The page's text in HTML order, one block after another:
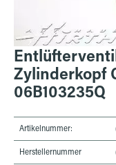
Zylinderkopf
06B103235Q
Artikelnummer:
Herstellernummer